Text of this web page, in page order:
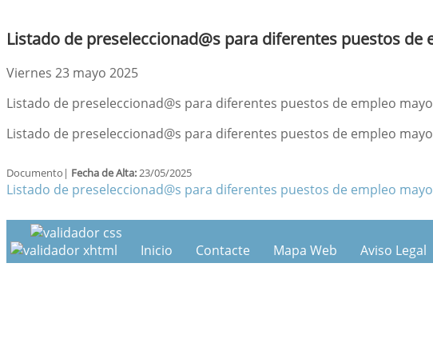
Listado de preseleccionad@s para diferentes puestos de
Viernes 23 mayo 2025
Listado de preseleccionad@s para diferentes puestos de empleo
Listado de preseleccionad@s para diferentes puestos de empleo
Documento| Fecha de Alta:23/05/2025
Listado de preseleccionad@s para diferentes puestos de empleo
Inicio Contacte Mapa Web Aviso Legal